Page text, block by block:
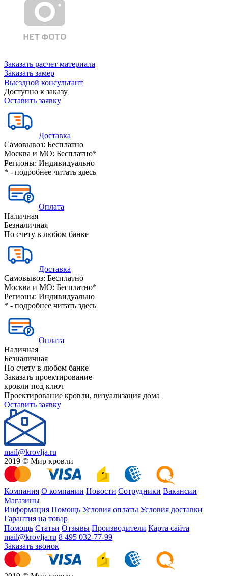
Заказать расчет материала
Заказать замер
Выездной консультант
Доступно к заказу
Оставить заявку
Доставка
Самовывоз: Бесплатно
Москва и МО: Бесплатно*
Регионы: Индивидуально
* - подробнее читать здесь
Оплата
Наличная
Безналичная
По счету в любом банке
Доставка
Самовывоз: Бесплатно
Москва и МО: Бесплатно*
Регионы: Индивидуально
* - подробнее читать здесь
Оплата
Наличная
Безналичная
По счету в любом банке
Заказать проектирование
кровли под ключ
Проектирование кровли, визуализация дома
Оставить заявку
mail@krovlja.ru
2019 © Мир кровли
Компания О компании Новости Сотрудники Вакансии
Магазины
Информация Помощь Условия оплаты Условия доставки
Гарантия на товар
Помощь Статьи Отзывы Производители Карта сайта
mail@krovlja.ru 8 495 032-77-99
Заказать звонок